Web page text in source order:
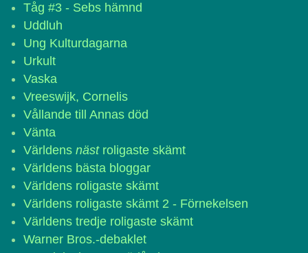
Tåg #3 - Sebs hämnd
Uddluh
Ung Kulturdagarna
Urkult
Vaska
Vreeswijk, Cornelis
Vållande till Annas död
Vänta
Världens nästroligaste skämt
Världens bästa bloggar
Världens roligaste skämt
Världens roligaste skämt 2 - Förnekelsen
Världens tredje roligaste skämt
Warner Bros.-debaklet